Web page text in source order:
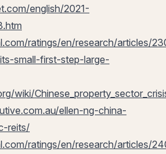
english/2021-
ratings/en/research/articles/
small-first-step-large-
wiki/
ellen-ng-china-
reits/
ratings/en/research/articles/